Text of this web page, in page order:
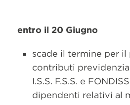
entro il 20 Giugno
scade il termine per il
contributi
I.S.S. F.S.S. e
dipendenti relativi al